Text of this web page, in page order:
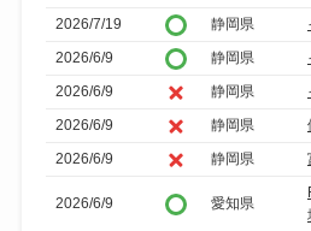
2026/7/19
静岡県
2026/6/9
静岡県
2026/6/9
静岡県
2026/6/9
静岡県
2026/6/9
静岡県
2026/6/9 愛知県